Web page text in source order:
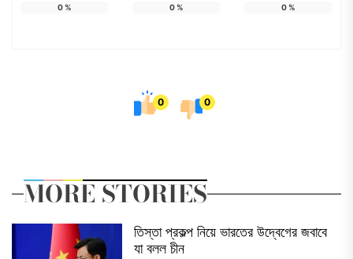
0% 0% 0%
0 0
MORE STORIES
তিস্তা প্রকল্প নিয়ে ভারতের উদ্বেগের জবাবে
যা বলল চীন